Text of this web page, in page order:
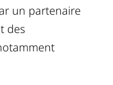
un partenaire
des